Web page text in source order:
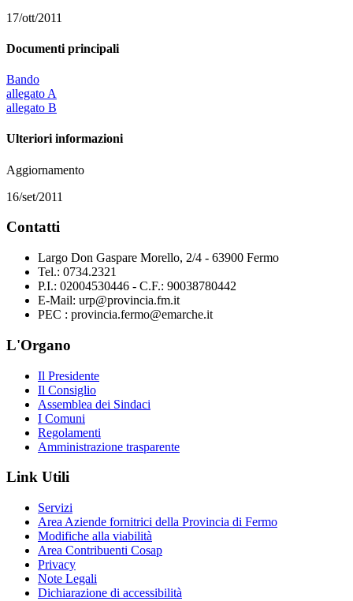
17/ott/2011
Documenti principali
Bando
allegato A
allegato B
Ulteriori informazioni
Aggiornamento
16/set/2011
Contatti
Largo Don Gaspare Morello, 2/4 - 63900 Fermo
Tel.: 0734.2321
P.I.: 02004530446 - C.F.: 90038780442
E-Mail: urp@provincia.fm.it
PEC : provincia.fermo@emarche.it
L'Organo
Il Presidente
Il Consiglio
Assemblea dei Sindaci
I Comuni
Regolamenti
Amministrazione trasparente
Link Utili
Servizi
Area Aziende fornitrici della Provincia di Fermo
Modifiche alla viabilità
Area Contribuenti Cosap
Privacy
Note Legali
Dichiarazione di accessibilità